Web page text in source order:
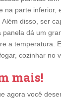
na parte inferior,
disso, ser
panela dá um
a temperatura.
cozinhar no
mais!
agora você